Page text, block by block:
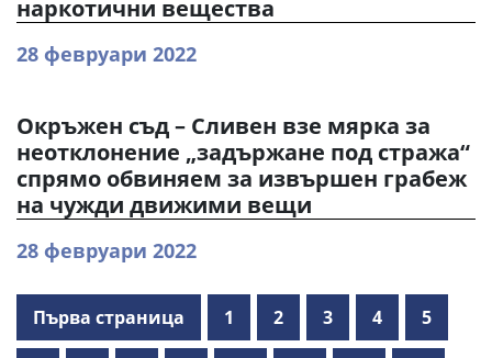
наркотични вещества
28 февруари 2022
Окръжен съд – Сливен взе мярка за
неотклонение „задържане под стража“
спрямо обвиняем за извършен грабеж
на чужди движими вещи
28 февруари 2022
Първа страница 1 2 3 4 5